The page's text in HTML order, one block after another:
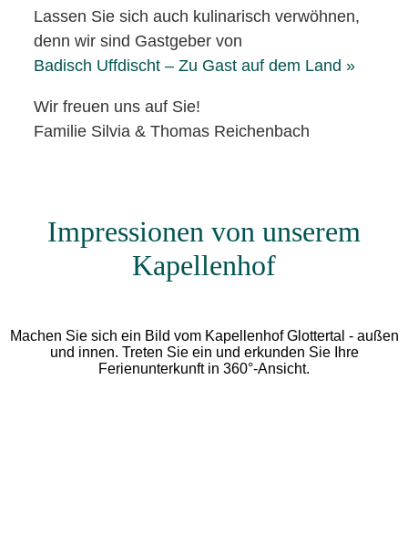
Lassen Sie sich auch kulinarisch verwöhnen,
denn wir sind Gastgeber von
Badisch Uffdischt – Zu Gast auf dem Land »
Wir freuen uns auf Sie!
Familie Silvia & Thomas Reichenbach
Impressionen von unserem
Kapellenhof
Machen Sie sich ein Bild vom Kapellenhof Glottertal - außen
und innen. Treten Sie ein und erkunden Sie Ihre
Ferienunterkunft in 360°-Ansicht.